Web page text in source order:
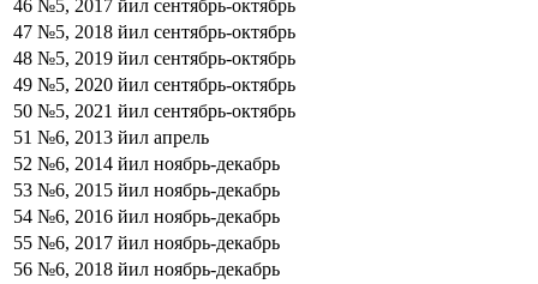
46 №5, 2017 йил сентябрь-октябрь
47 №5, 2018 йил сентябрь-октябрь
48 №5, 2019 йил сентябрь-октябрь
49 №5, 2020 йил сентябрь-октябрь
50 №5, 2021 йил сентябрь-октябрь
51 №6, 2013 йил апрель
52 №6, 2014 йил ноябрь-декабрь
53 №6, 2015 йил ноябрь-декабрь
54 №6, 2016 йил ноябрь-декабрь
55 №6, 2017 йил ноябрь-декабрь
56 №6, 2018 йил ноябрь-декабрь